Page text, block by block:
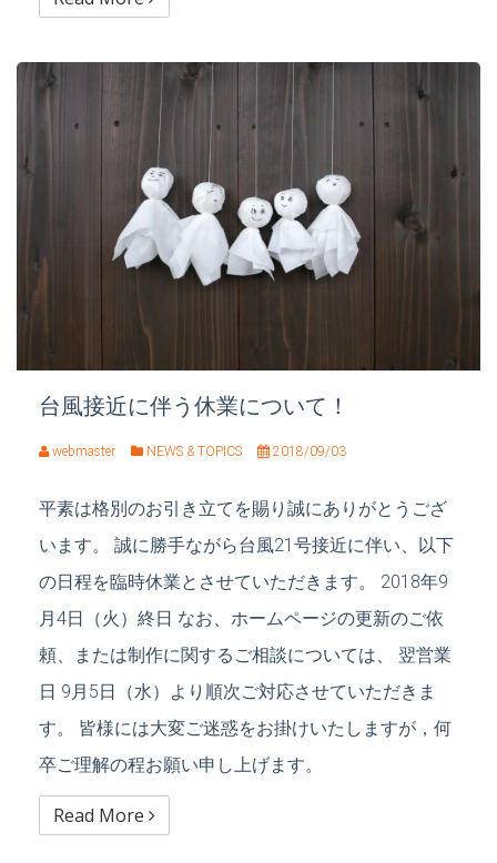
台風接近に伴う休業について！
webmaster NEWS & TOPICS 2018/09/03
平素は格別のお引き立てを賜り誠にありがとうござ
います。 誠に勝手ながら台風21号接近に伴い、以下
の日程を臨時休業とさせていただきます。 2018年9
月4日（火）終日 なお、ホームページの更新のご依
頼、または制作に関するご相談については、 翌営業
日 9月5日（水）より順次ご対応させていただきま
す。 皆様には大変ご迷惑をお掛けいたしますが，何
卒ご理解の程お願い申し上げます。
Read More